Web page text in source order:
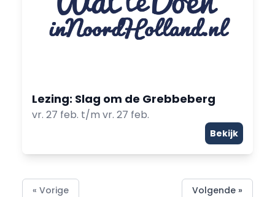
Lezing: Slag om de Grebbeberg
vr. 27 feb. t/m vr. 27 feb.
Bekijk
« Vorige Volgende »